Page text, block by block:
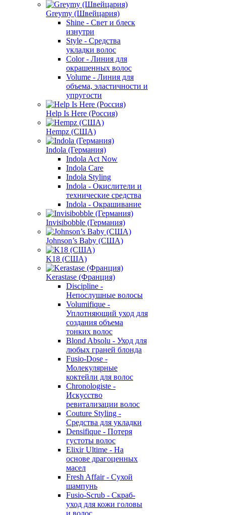
Greymy (Швейцария)
Shine - Свет и блеск
изнутри
Style - Средства
укладки волос
Color - Линия для
окрашенных волос
Volume - Линия для
объема, эластичности и
упругости
Help Is Here (Россия)
Hempz (США)
Indola (Германия)
Indola Act Now
Indola Care
Indola Styling
Indola - Окислители и
технические средства
Indola - Окрашивание
Invisibobble (Германия)
Johnson’s Baby (США)
K18 (США)
Kerastase (Франция)
Discipline -
Непослушные волосы
Volumifique -
Уплотняющий уход для
создания объема
тонких волос
Blond Absolu - Уход для
любых граней блонда
Fusio-Dose -
Молекулярные
коктейли для волос
Chronologiste -
Искусство
ревитализации волос
Couture Styling -
Средства для укладки
Densifique - Потеря
густоты волос
Elixir Ultime - На
основе драгоценных
масел
Fresh Affair - Сухой
шампунь
Fusio-Scrub - Скраб-
уход для кожи головы
и волос